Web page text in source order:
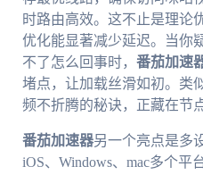
时路由高效。这不止是理论
优化能显著减少延迟。当你
不了怎么回事时， 番茄加速
堵点，让加载丝滑如初。类
频不折腾的秘诀，正藏在节
番茄加速器另一个亮点是多
iOS、Windows、mac多个平